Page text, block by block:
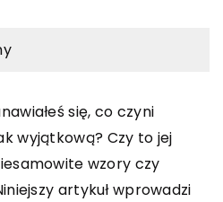
się, co czyni
wyjątkową? Czy to jej
wzory czy
artykuł wprowadzi